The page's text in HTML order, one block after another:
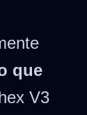
que
V3